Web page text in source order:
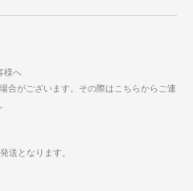
様へ
合がございます。その際はこちらからご連
送となります。